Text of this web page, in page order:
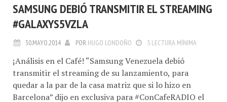
SAMSUNG DEBIÓ TRANSMITIR EL STREAMING
#GALAXYS5VZLA
30.MAYO.2014 POR HUGO LONDOÑO 5 LECTURA MÍNIMA
¡Análisis en el Café! “Samsung Venezuela debió
transmitir el streaming de su lanzamiento, para
quedar a la par de la casa matriz que si lo hizo en
Barcelona” dijo en exclusiva para #ConCafeRADIO el